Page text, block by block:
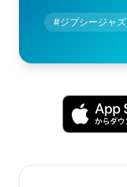
#ジプシージャズ